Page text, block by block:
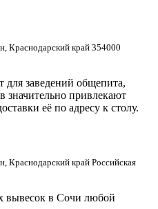
Краснодарский край 354000
заведений общепита,
значительно привлекают
её по адресу к столу.
Краснодарский край Российская
вывесок в Сочи любой